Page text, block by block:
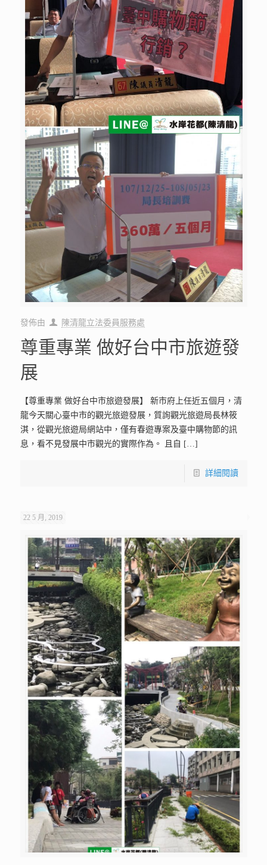
發佈由 陳清龍立法委員服務處
尊重專業 做好台中市旅遊發
展
【尊重專業 做好台中市旅遊發展】 新市府上任近五個月，清
龍今天關心臺中市的觀光旅遊發展，質詢觀光旅遊局長林筱
淇，從觀光旅遊局網站中，僅有春遊專案及臺中購物節的訊
息，看不見發展中市觀光的實際作為。 且自 […]
詳細閱讀
22 5 月, 2019